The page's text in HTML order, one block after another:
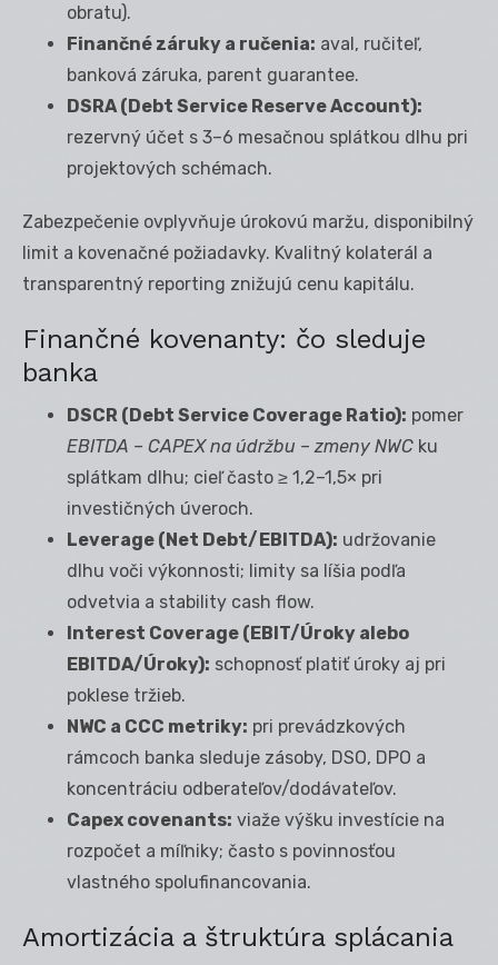
obratu).
Finančné záruky a ručenia: aval, ručiteľ,
banková záruka, parent guarantee.
DSRA (Debt Service Reserve Account):
rezervný účet s 3–6 mesačnou splátkou dlhu pri
projektových schémach.
Zabezpečenie ovplyvňuje úrokovú maržu, disponibilný
limit a kovenačné požiadavky. Kvalitný kolaterál a
transparentný reporting znižujú cenu kapitálu.
Finančné kovenanty: čo sleduje
banka
DSCR (Debt Service Coverage Ratio): pomer
EBITDA – CAPEX na údržbu – zmeny NWC ku
splátkam dlhu; cieľ často ≥ 1,2–1,5× pri
investičných úveroch.
Leverage (Net Debt/EBITDA): udržovanie
dlhu voči výkonnosti; limity sa líšia podľa
odvetvia a stability cash flow.
Interest Coverage (EBIT/Úroky alebo
EBITDA/Úroky): schopnosť platiť úroky aj pri
poklese tržieb.
NWC a CCC metriky: pri prevádzkových
rámcoch banka sleduje zásoby, DSO, DPO a
koncentráciu odberateľov/dodávateľov.
Capex covenants: viaže výšku investície na
rozpočet a míľniky; často s povinnosťou
vlastného spolufinancovania.
Amortizácia a štruktúra splácania